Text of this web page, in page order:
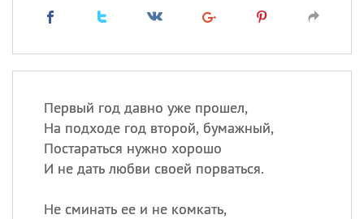
Первый год давно уже прошел,
На подходе год второй, бумажный,
Постараться нужно хорошо
И не дать любви своей порваться.
Не сминать ее и не комкать,